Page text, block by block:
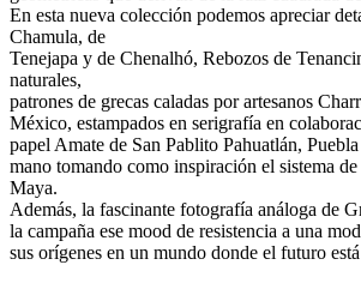
En esta nueva colección podemos apreciar
Chamula, de
Tenejapa y de Chenalhó, Rebozos de
naturales,
patrones de grecas caladas por artesanos
México, estampados en serigrafía en
papel Amate de San Pablito Pahuatlán,
mano tomando como inspiración el sistema
Maya.
Además, la fascinante fotografía análoga de
la campaña ese mood de resistencia a una
sus orígenes en un mundo donde el futuro